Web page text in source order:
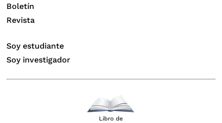
Boletín
Revista
Soy estudiante
Soy investigador